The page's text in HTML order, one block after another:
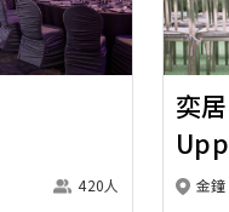
420人
奕居
金鐘